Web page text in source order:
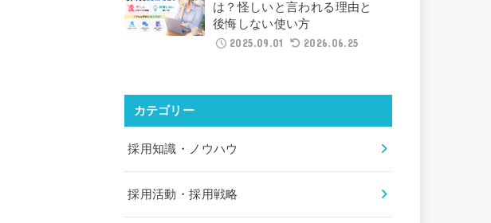
は？怪しいと言われる理由と
後悔しない使い方
2025.09.01
2026.06.25
カテゴリー
採用知識・ノウハウ
採用活動・採用戦略